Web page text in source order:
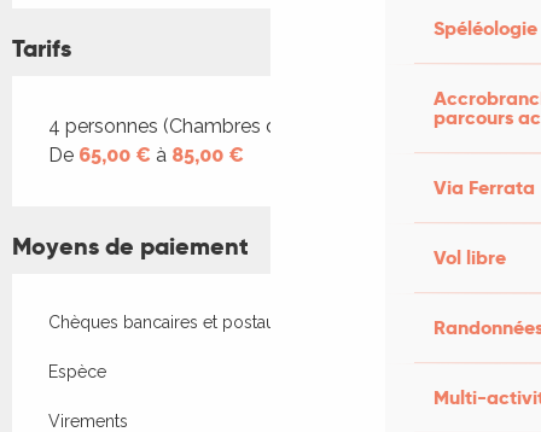
Spéléologie
parcours
Via Ferrata
Vol libre
Multi-
Tarifs
Tarifs 2026
4 personnes (Chambres d'hôtes)
De 65,00 € à 85,00 €
Moyens de paiement
Chèques bancaires et postaux
Espèce
Virements